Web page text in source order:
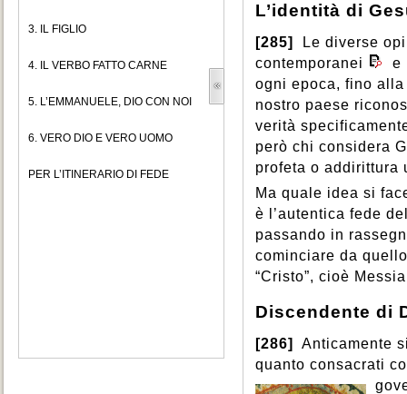
3. IL FIGLIO
4. IL VERBO FATTO CARNE
5. L’EMMANUELE, DIO CON NOI
6. VERO DIO E VERO UOMO
PER L’ITINERARIO DI FEDE
L’identità di
[285]
Le diverse
contemporanei
e
ogni epoca, fino
nostro paese
verità
però chi considera
profeta o addirittura
Ma quale idea si
è l’autentica fede
passando in
cominciare da
“Cristo”, cioè
Discendente di
[286]
Anticamente
quanto consacrati